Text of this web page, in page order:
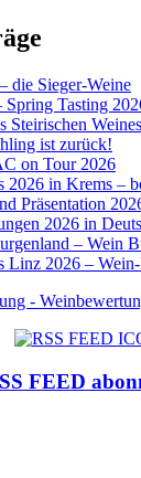
die Sieger-Weine
Tasting
Steirischen
ist zurück!
on Tour 2026
2026 in Krems –
Präsentation
2026 in
– Wein
Linz 2026 –
FEED